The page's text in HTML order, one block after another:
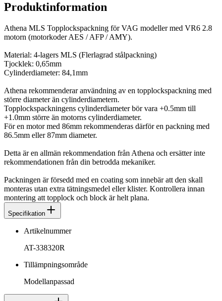
Produktinformation
Athena MLS Topplockspackning för VAG modeller med VR6 2.8
motorn (motorkoder AES / AFP / AMY).
Material: 4-lagers MLS (Flerlagrad stålpackning)
Tjocklek: 0,65mm
Cylinderdiameter: 84,1mm
Athena rekommenderar användning av en topplockspackning med
större diameter än cylinderdiametern.
Topplockspackningens cylinderdiameter bör vara +0.5mm till
+1.0mm större än motorns cylinderdiameter.
För en motor med 86mm rekommenderas därför en packning med
86.5mm eller 87mm diameter.
Detta är en allmän rekommendation från Athena och ersätter inte
rekommendationen från din betrodda mekaniker.
Packningen är försedd med en coating som innebär att den skall
monteras utan extra tätningsmedel eller klister. Kontrollera innan
montering att topplock och block är helt plana.
Specifikation
Artikelnummer
AT-338320R
Tillämpningsområde
Modellanpassad